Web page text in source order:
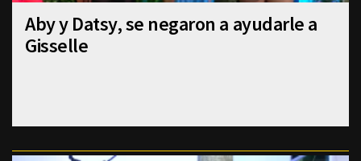
Aby y Datsy, se negaron a ayudarle a
Gisselle